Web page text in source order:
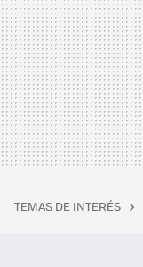
TEMAS DE INTERÉS